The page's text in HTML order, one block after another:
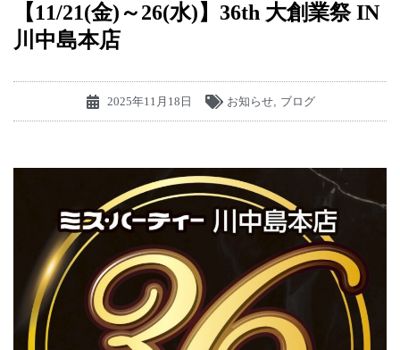
【11/21(金)～26(水)】36th 大創業祭 IN
川中島本店
2025年11月18日 お知らせ, ブログ